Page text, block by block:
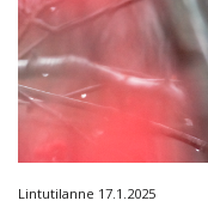
Lintutilanne 17.1.2025